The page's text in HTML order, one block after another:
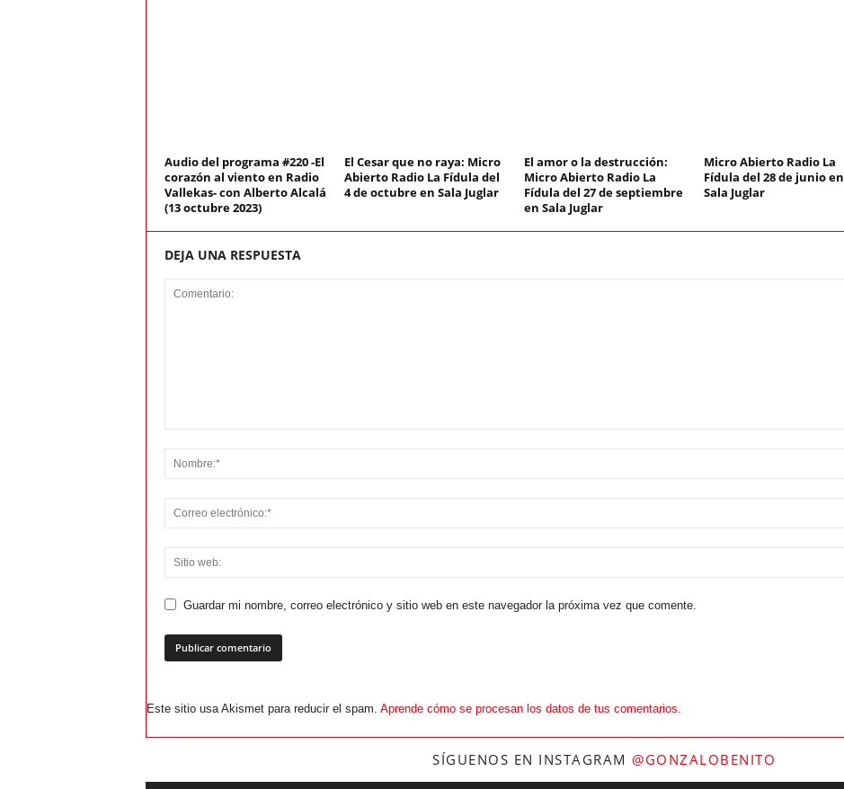
Audio del programa #220 -El
corazón al viento en Radio
Vallekas- con Alberto Alcalá
(13 octubre 2023)
El Cesar que no raya: Micro
Abierto Radio La Fídula del
4 de octubre en Sala Juglar
El amor o la destrucción:
Micro Abierto Radio La
Fídula del 27 de septiembre
en Sala Juglar
Micro Abierto Radio La
Fídula del 28 de junio en
Sala Juglar
DEJA UNA RESPUESTA
Guardar mi nombre, correo electrónico y sitio web en este navegador la próxima vez que comente.
Este sitio usa Akismet para reducir el spam. Aprende cómo se procesan los datos de tus comentarios.
SÍGUENOS EN INSTAGRAM @GONZALOBENITO